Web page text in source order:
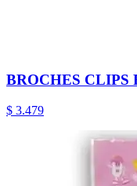
BROCHES CLIPS
$ 3.479